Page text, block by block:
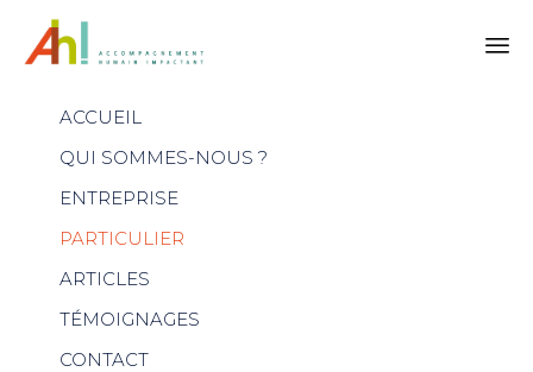
ACCUEIL
QUI SOMMES-NOUS ?
ENTREPRISE
PARTICULIER
ARTICLES
TÉMOIGNAGES
CONTACT